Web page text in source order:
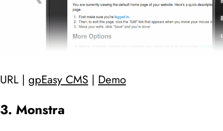
URL | gpEasy CMS | Demo
3. Monstra